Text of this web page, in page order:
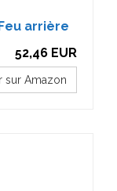
arrière
52,46 EUR
sur Amazon